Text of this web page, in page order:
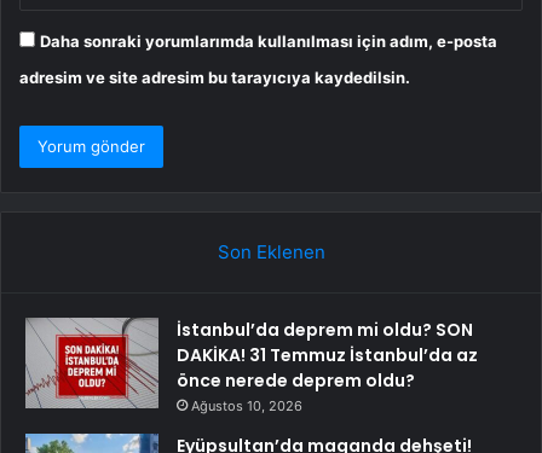
Daha sonraki yorumlarımda kullanılması için adım, e-posta
adresim ve site adresim bu tarayıcıya kaydedilsin.
Son Eklenen
İstanbul’da deprem mi oldu? SON
DAKİKA! 31 Temmuz İstanbul’da az
önce nerede deprem oldu?
Ağustos 10, 2026
Eyüpsultan’da maganda dehşeti!